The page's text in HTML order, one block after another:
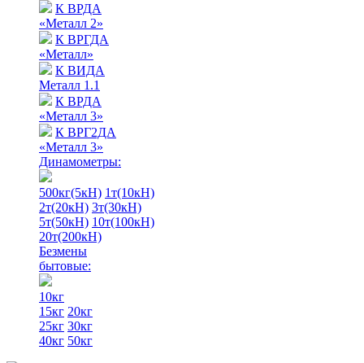
К ВРДА
«Металл 2»
К ВРГДА
«Металл»
К ВИДА
Металл 1.1
К ВРДА
«Металл 3»
К ВРГ2ДА
«Металл 3»
Динамометры:
500кг(5кН) 1т(10кН)
2т(20кН) 3т(30кН)
5т(50кН) 10т(100кН)
20т(200кН)
Безмены
бытовые:
10кг
15кг 20кг
25кг 30кг
40кг 50кг